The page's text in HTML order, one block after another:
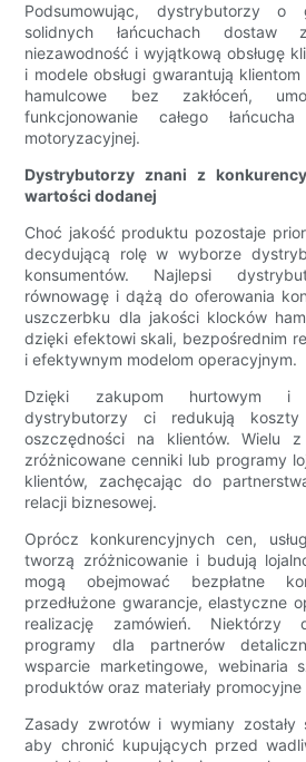
Podsumowując, dystrybutorzy o
solidnych łańcuchach dostaw
niezawodność i wyjątkową obsługę
i modele obsługi gwarantują
hamulcowe bez zakłóceń,
funkcjonowanie całego
motoryzacyjnej.
Dystrybutorzy znani z
wartości dodanej
Choć jakość produktu pozostaje
decydującą rolę w wyborze
konsumentów. Najlepsi
równowagę i dążą do oferowania
uszczerbku dla jakości klocków
dzięki efektowi skali, bezpośrednim
i efektywnym modelom operacyjnym.
Dzięki zakupom hurtowym i
dystrybutorzy ci redukują
oszczędności na klientów. Wielu
zróżnicowane cenniki lub programy
klientów, zachęcając do
relacji biznesowej.
Oprócz konkurencyjnych cen,
tworzą zróżnicowanie i budują
mogą obejmować bezpłatne
przedłużone gwarancje, elastyczne
realizację zamówień. Niektórzy
programy dla partnerów
wsparcie marketingowe, webinaria
produktów oraz materiały
Zasady zwrotów i wymiany zostały
aby chronić kupujących przed